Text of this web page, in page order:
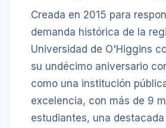
Creada en 2015 para
demanda histórica de la
Universidad de O'Higgins
su undécimo aniversario
como una institución
excelencia, con más de 9
estudiantes, una destacada